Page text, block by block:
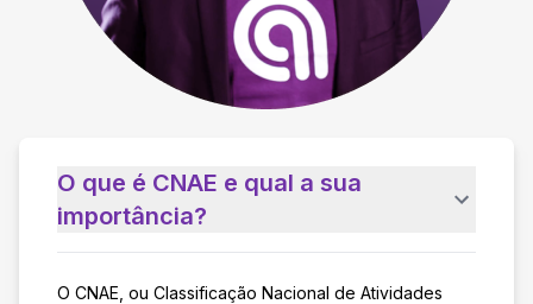
O que é CNAE e qual a sua
importância?
O CNAE, ou Classificação Nacional de Atividades